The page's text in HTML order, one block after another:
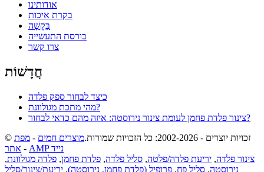
אודותינו
בקרת איכות
בַּקָשָׁה
בורסת התעשייה
צרו קשר
חֲדָשׁוֹת
כיצד לבחור ספק פלדה
מהי מתכת מגולוונת?
צינור פלדת פחמן לעומת צינור נירוסטה: איזה מהם כדאי לבחור?
© זכויות יוצרים - 2002-2026: כל הזכויות שמורות.
מוצרים חמים - מפת
אתר -
AMP נייד
צינור פלדה, יריעת פלדה/פלטה, סליל פלדה, פלדת פחמן, פלדה מגולוונת,
נירוסטה, סליל פח, פרופיל (פלדת פחמן, נירוסטה), יריעת/צינור/סליל